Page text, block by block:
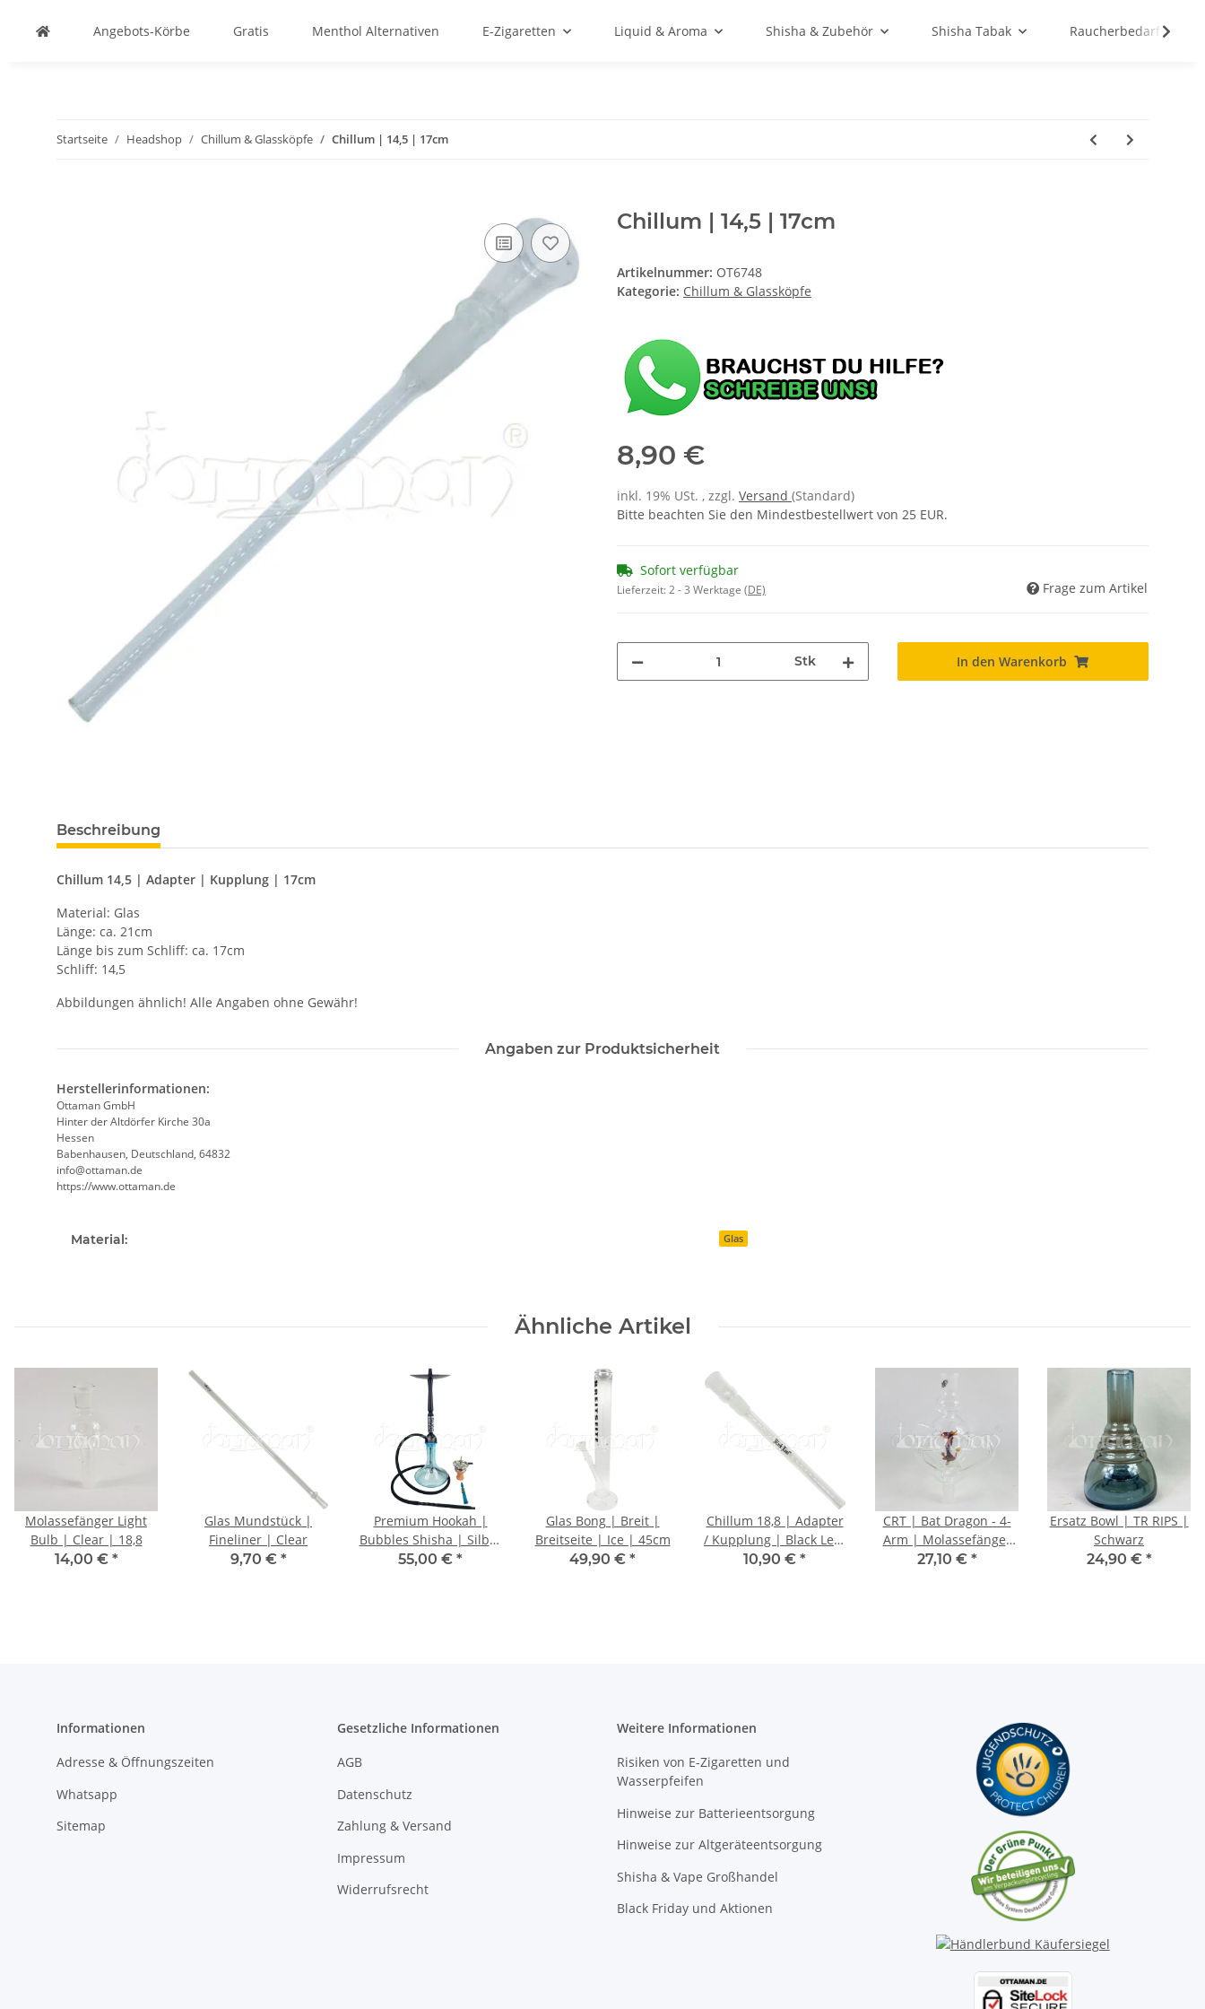
Angebots-Körbe Gratis Menthol Alternativen E-Zigaretten Liquid & Aroma Shisha & Zubehör Shisha Tabak Raucherbedarf
Startseite Headshop Chillum & Glassköpfe Chillum | 14,5 | 17cm
Chillum | 14,5 | 17cm
Artikelnummer: OT6748
Kategorie: Chillum & Glassköpfe
8,90 €
inkl. 19% USt. , zzgl. Versand (Standard)
Bitte beachten Sie den Mindestbestellwert von 25 EUR.
Sofort verfügbar
Lieferzeit:2 - 3 Werktage (DE) Frage zum Artikel
Stk In den Warenkorb
Beschreibung
Chillum 14,5 | Adapter | Kupplung | 17cm
Material: Glas
Länge: ca. 21cm
Länge bis zum Schliff: ca. 17cm
Schliff: 14,5
Abbildungen ähnlich! Alle Angaben ohne Gewähr!
Angaben zur Produktsicherheit
Herstellerinformationen:
Ottaman GmbH
Hinter der Altdörfer Kirche 30a
Hessen
Babenhausen, Deutschland, 64832
info@ottaman.de
https://www.ottaman.de
Material: Glas
Ähnliche Artikel
Molassefänger Light
Bulb | Clear | 18,8
14,00 € *
Glas Mundstück |
Fineliner | Clear
9,70 € *
Premium Hookah |
Bubbles Shisha | Silber
/ Blau Bowl
55,00 € *
Glas Bong | Breit |
Breitseite | Ice | 45cm
49,90 € *
Chillum 18,8 | Adapter
/ Kupplung | Black Leaf
| 19cm
10,90 € *
CRT | Bat Dragon - 4-
Arm | Molassefänger
Glas
27,10 € *
Ersatz Bowl | TR RIPS |
Schwarz
24,90 € *
Informationen
Adresse & Öffnungszeiten
Whatsapp
Sitemap
Gesetzliche Informationen
AGB
Datenschutz
Zahlung & Versand
Impressum
Widerrufsrecht
Weitere Informationen
Risiken von E-Zigaretten und
Wasserpfeifen
Hinweise zur Batterieentsorgung
Hinweise zur Altgeräteentsorgung
Shisha & Vape Großhandel
Black Friday und Aktionen